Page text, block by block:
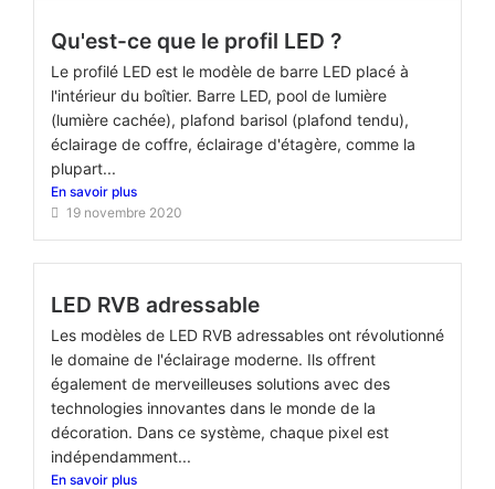
Qu'est-ce que le profil LED ?
Le profilé LED est le modèle de barre LED placé à
l'intérieur du boîtier. Barre LED, pool de lumière
(lumière cachée), plafond barisol (plafond tendu),
éclairage de coffre, éclairage d'étagère, comme la
plupart...
En savoir plus
19 novembre 2020
LED RVB adressable
Les modèles de LED RVB adressables ont révolutionné
le domaine de l'éclairage moderne. Ils offrent
également de merveilleuses solutions avec des
technologies innovantes dans le monde de la
décoration. Dans ce système, chaque pixel est
indépendamment...
En savoir plus